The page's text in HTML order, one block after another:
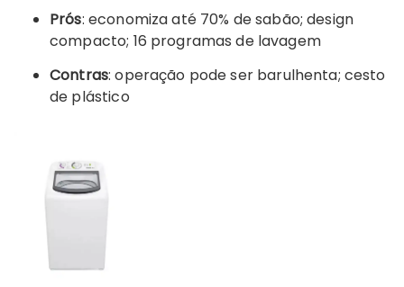
Prós: economiza até 70% de sabão; design
compacto; 16 programas de lavagem
Contras: operação pode ser barulhenta; cesto
de plástico